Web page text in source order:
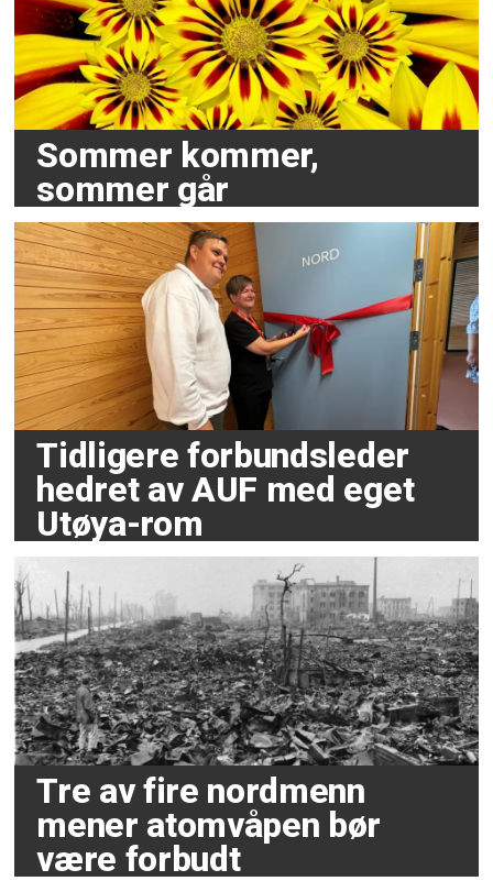
Sommer kommer,
sommer går
Tidligere forbundsleder
hedret av AUF med eget
Utøya-rom
Tre av fire nordmenn
mener atomvåpen bør
være forbudt